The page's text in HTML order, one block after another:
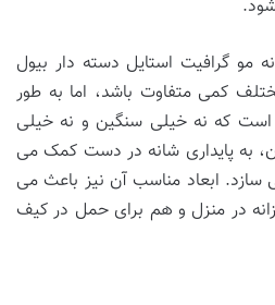
مو گرافیت استایل دسته دار بیول
کمی متفاوت باشد، اما به طور
است که نه خیلی سنگین و نه خیلی
به پایداری شانه در دست کمک می
سازد. ابعاد مناسب آن نیز باعث می
در منزل و هم برای حمل در کیف